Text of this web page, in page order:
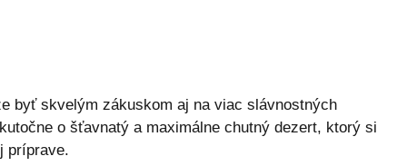
byť skvelým zákuskom aj na viac slávnostných
o šťavnatý a maximálne chutný dezert, ktorý si
príprave.